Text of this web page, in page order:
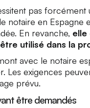
pas forcément
notaire en Espagne
En revanche, elle
utilisé dans la
avec le notaire
Les exigences
prévu.
être demandés